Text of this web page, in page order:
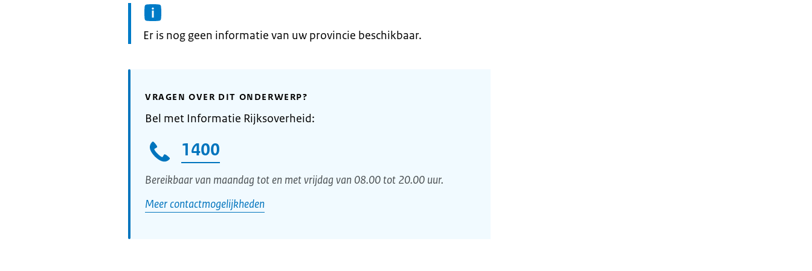
Informatie:
Er is nog geen informatie van uw provincie beschikbaar.
VRAGEN OVER DIT ONDERWERP?
Bel met Informatie Rijksoverheid:
1400
Bereikbaar van maandag tot en met vrijdag van 08.00 tot 20.00 uur.
Meer contactmogelijkheden